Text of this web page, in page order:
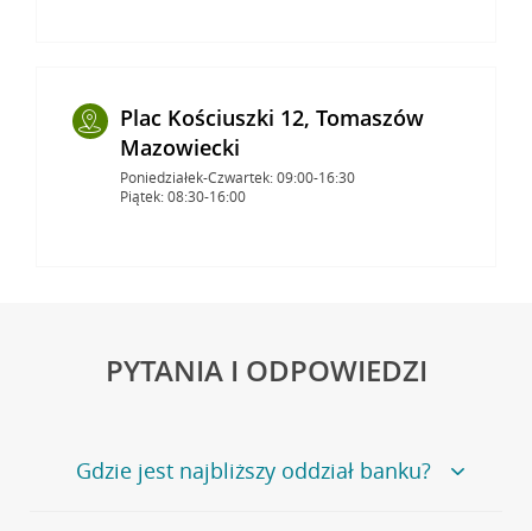
Plac Kościuszki 12, Tomaszów
Mazowiecki
Poniedziałek-Czwartek: 09:00-16:30
Piątek: 08:30-16:00
PYTANIA I ODPOWIEDZI
Gdzie jest najbliższy oddział banku?